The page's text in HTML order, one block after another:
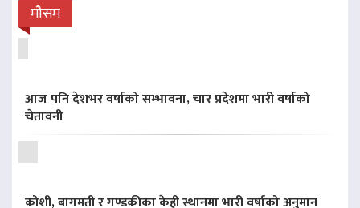
मौसम
आज पनि देशभर वर्षाको सम्भावना, चार प्रदेशमा भारी वर्षाको
चेतावनी
कोशी, बागमती र गण्डकीका केही स्थानमा भारी वर्षाको अनुमान